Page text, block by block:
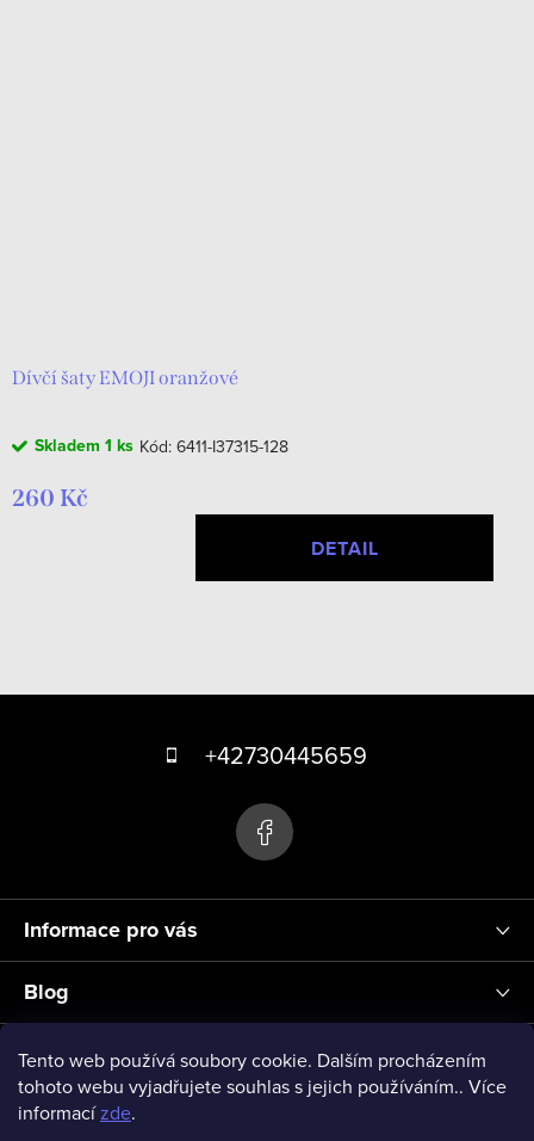
Tento web používá soubory cookie. Dalším procházením
tohoto webu vyjadřujete souhlas s jejich používáním.. Více
informacízde.
Dívčí šaty EMOJI oranžové
Skladem 1 ks Kód: 6411-I37315-128
260 Kč
DETAIL
p
v
y
v
ý
p
í
+42730445659
Informace pro vás
Blog
Přihlášení